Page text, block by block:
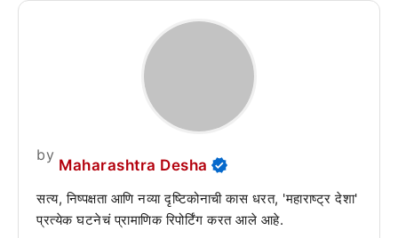
by
Maharashtra Desha
सत्य, निष्पक्षता आणि नव्या दृष्टिकोनाची कास धरत, 'महाराष्ट्र देशा'
प्रत्येक घटनेचं प्रामाणिक रिपोर्टिंग करत आले आहे.